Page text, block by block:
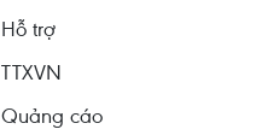
Hỗ trợ
TTXVN
Quảng cáo